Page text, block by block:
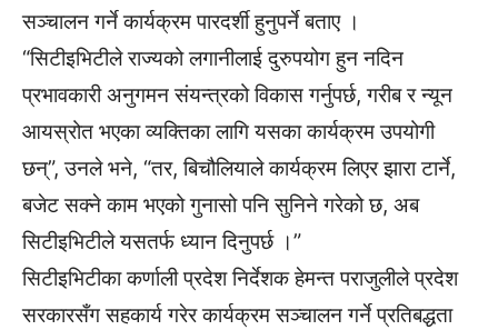
सञ्चालन गर्ने कार्यक्रम पारदर्शी हुनुपर्ने बताए ।
“सिटीइभिटीले राज्यको लगानीलाई दुरुपयोग हुन नदिन
प्रभावकारी अनुगमन संयन्त्रको विकास गर्नुपर्छ, गरीब र न्यून
आयस्रोत भएका व्यक्तिका लागि यसका कार्यक्रम उपयोगी
छन्”, उनले भने, “तर, बिचौलियाले कार्यक्रम लिएर झारा टार्ने,
बजेट सक्ने काम भएको गुनासो पनि सुनिने गरेको छ, अब
सिटीइभिटीले यसतर्फ ध्यान दिनुपर्छ ।”
सिटीइभिटीका कर्णाली प्रदेश निर्देशक हेमन्त पराजुलीले प्रदेश
सरकारसँग सहकार्य गरेर कार्यक्रम सञ्चालन गर्ने प्रतिबद्धता